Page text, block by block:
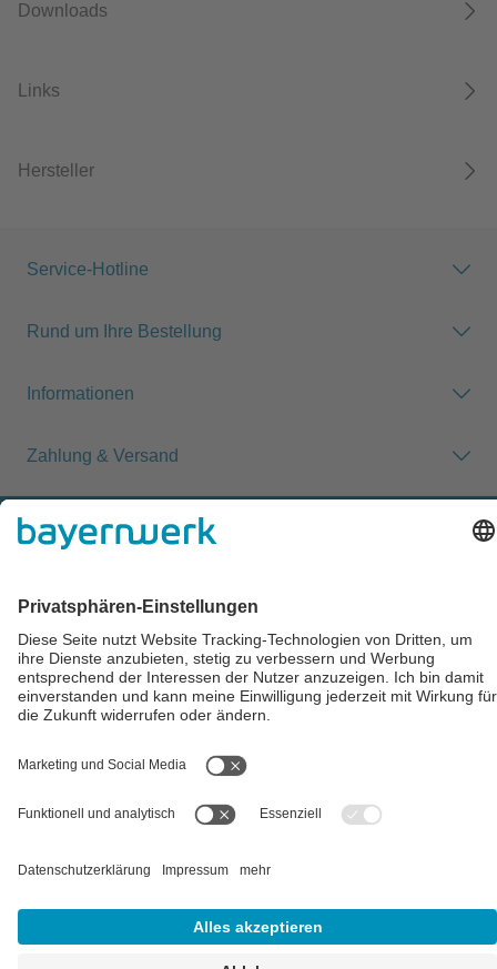
Downloads
Links
Hersteller
Service-Hotline
Rund um Ihre Bestellung
Informationen
Zahlung & Versand
Impressum AGB
Alle Preise inkl. gesetzl. Mehrwertsteuer zzgl.Versandkostenund
ggf. Nachnahmegebühren, wenn nicht anders angegeben.
UStG (Gebrauchtgegenstände/Sonderregelung). Ein gesonderter
wiederaufbereitete Gegenstände ist nicht zulässig.
Lieferungen von Solarmodulen für bestimmte Betreiber.